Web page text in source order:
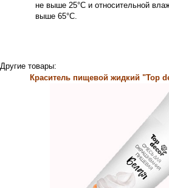
не выше 25°С и относительной
выше 65°С.
Другие товары:
Краситель пищевой жидкий "Top